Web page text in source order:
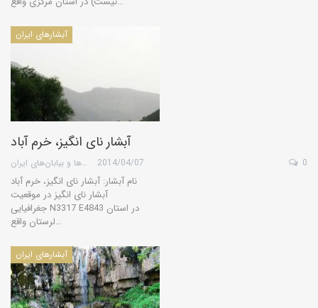
آبشارهای ایران
آبشار نای انگیز، خرم آباد
گروه کویرها و بیابان‌های ایران 2014/04/07 0
نام آبشار: آبشار نای انگیز، خرم آباد
آبشار نای انگیز در موقعیت
جغرافیایی N3317 E4843 در استان
لرستان واقع…
آبشارهای ایران